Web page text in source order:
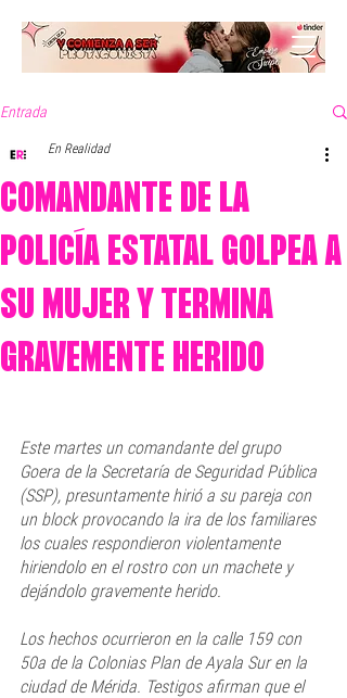
Entrada
COMANDANTE DE LA
POLICÍA ESTATAL GOLPEA A
SU MUJER Y TERMINA
GRAVEMENTE HERIDO
En Realidad
Este martes un comandante del grupo
Goera de la Secretaría de Seguridad Pública
(SSP), presuntamente hirió a su pareja con
un block provocando la ira de los familiares
los cuales respondieron violentamente
hiriendolo en el rostro con un machete y
dejándolo gravemente herido.
Los hechos ocurrieron en la calle 159 con
50a de la Colonias Plan de Ayala Sur en la
ciudad de Mérida. Testigos afirman que el